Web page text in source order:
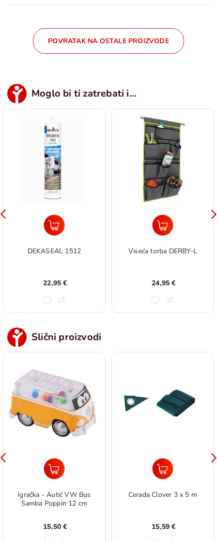
POVRATAK NA OSTALE PROIZVODE
Moglo bi ti zatrebati i...
DEKASEAL 1512
22,95 €
Viseća torba DERBY-L
24,95 €
Slični proizvodi
Igračka - Autić VW Bus
Samba Poppin 12 cm
15,50 €
Cerada Clover 3 x 5 m
15,59 €